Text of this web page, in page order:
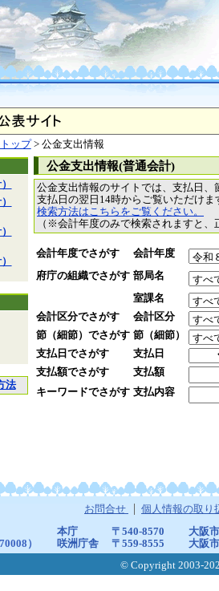
ップ> 公金支出情報
法
公金支出情報(普通会計)
公金支出情報のサイトでは、支払日
支払日の翌日14時からご覧いただけ
検索方法はこちらをご覧ください。
（※会計年度のみで検索されますと
会計年度でさがす
会計年度
府庁の組織でさがす 部局名
室課名
会計区分でさがす
会計区分
節（細節）でさがす 節（細節）
支払日でさがす
支払日
支払額でさがす
支払額
キーワードでさがす 支払内容
お問合せ 個人情報の取り
）
本庁 〒540-8570
大阪
咲洲庁舎
〒559-8555
大阪
© Copyright 2003-